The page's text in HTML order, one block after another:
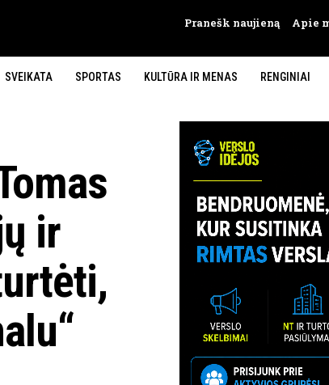
Pranešk naujieną Apie
SVEIKATA SPORTAS KULTŪRA IR MENAS RENGINIAI
ir